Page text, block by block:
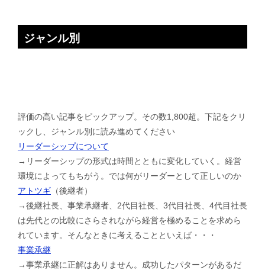
ジャンル別
評価の高い記事をピックアップ。その数1,800超。下記をクリ
ックし、ジャンル別に読み進めてください
リーダーシップについて
→リーダーシップの形式は時間とともに変化していく。経営
環境によってもちがう。では何がリーダーとして正しいのか
アトツギ （後継者）
→後継社長、事業承継者、2代目社長、3代目社長、4代目社長
は先代との比較にさらされながら経営を極めることを求めら
れています。そんなときに考えることといえば・・・
事業承継
→事業承継に正解はありません。成功したパターンがあるだ